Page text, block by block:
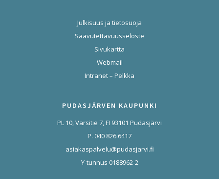
Julkisuus ja tietosuoja
Saavutettavuusseloste
Sivukartta
Webmail
Intranet – Pelkka
PUDASJÄRVEN KAUPUNKI
PL 10, Varsitie 7, FI 93101 Pudasjärvi
P. 040 826 6417
asiakaspalvelu@pudasjarvi.fi
Y-tunnus 0188962-2